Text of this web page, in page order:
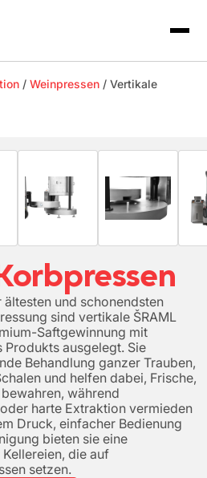
/ Weinpressen / Vertikale
und schonendsten
sind vertikale ŠRAML
Saftgewinnung mit
Produkts ausgelegt. Sie
Behandlung ganzer Trauben,
und helfen dabei, Frische,
während
harte Extraktion vermieden
Druck, einfacher Bedienung
bieten sie eine
die auf
setzen.